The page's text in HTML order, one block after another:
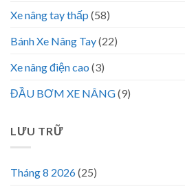
Xe nâng tay thấp (58)
Bánh Xe Nâng Tay(22)
Xe nâng điện cao (3)
ĐẦU BƠM XE NÂNG(9)
LƯU TRỮ
Tháng 8 2026(25)